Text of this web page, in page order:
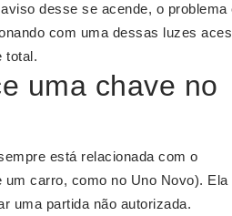
desse se acende, o problema
com uma dessas luzes
total.
uma chave no
está relacionada com o
um carro, como no Uno Novo). Ela
uma partida não autorizada.